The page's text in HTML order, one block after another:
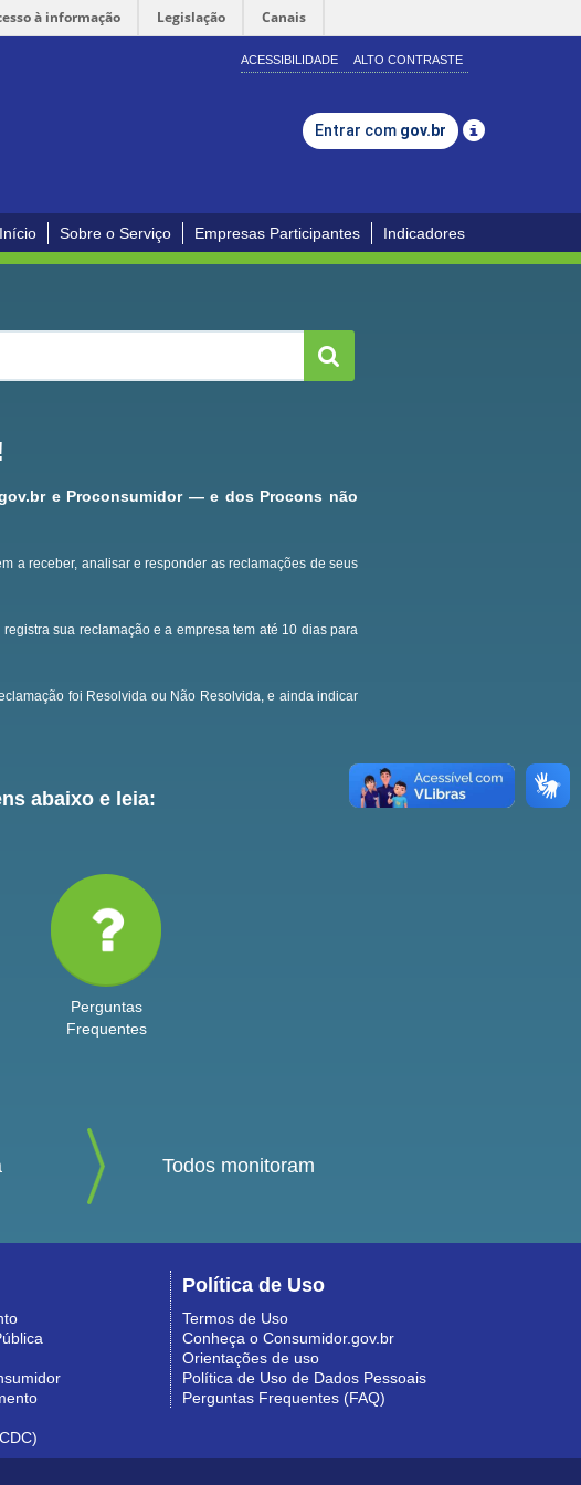
à informação Legislação Canais
ACESSIBILIDADE ALTO CONTRASTE
Entrar com gov.br
Início Sobre o Serviço Empresas Participantes Indicadores
e Proconsumidor — e dos Procons não
a receber, analisar e responder as reclamações de seus
registra sua reclamação e a empresa tem até 10 dias para
foi Resolvida ou Não Resolvida, e ainda indicar
abaixo e leia:
Perguntas
Frequentes
Todos monitoram
Política de Uso
Termos de Uso
Conheça o Consumidor.gov.br
Orientações de uso
Política de Uso de Dados Pessoais
Perguntas Frequentes (FAQ)